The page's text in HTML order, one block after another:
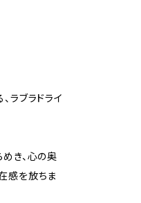
ラブラドライ
き、心の奥
感を放ちま